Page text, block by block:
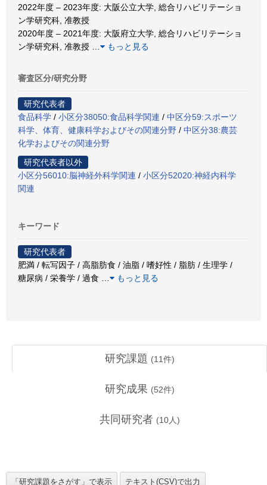
2022年度 – 2023年度: 大阪公立大学, 総合リハビリテーショ
ン学研究科, 准教授
2020年度 – 2021年度: 大阪府立大学, 総合リハビリテーショ
ン学研究科, 准教授
もっと見る
審査区分/研究分野
研究代表者
食品科学 / 小区分38050:食品科学関連 / 中区分59:スポーツ
科学、体育、健康科学およびその関連分野 / 中区分38:農芸
化学およびその関連分野
研究代表者以外
小区分56010:脳神経外科学関連 / 小区分52020:神経内科学
関連
キーワード
研究代表者
肥満 / 転写因子 / 高脂肪食 / 油脂 / 嗜好性 / 脂肪 / 生理学 /
糖尿病 / 栄養学 / 過食
もっと見る
研究課題 (11件)
研究成果 (52件)
共同研究者 (10人)